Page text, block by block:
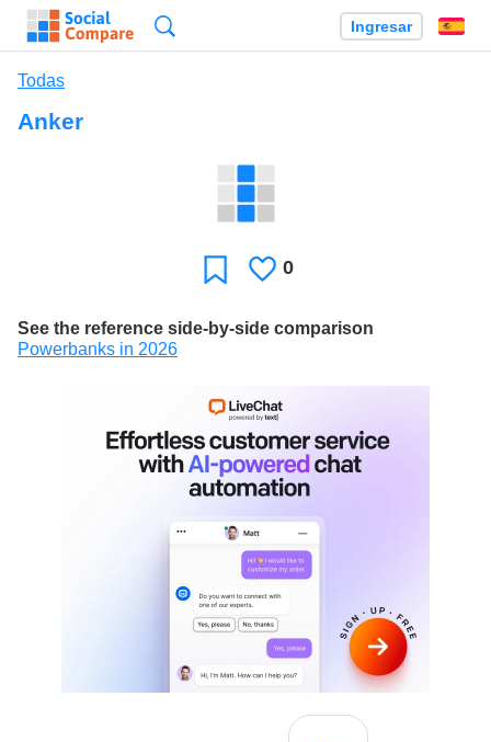
Ingresar
Todas
Anker
Favoritos
Le
0
See the reference side-by-side comparison
Powerbanks in 2026